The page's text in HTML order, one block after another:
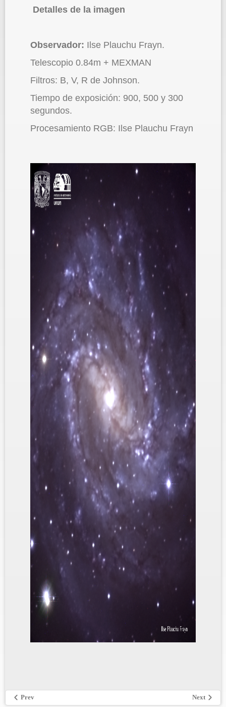
Detalles de la imagen
Observador: Ilse Plauchu Frayn.
Telescopio 0.84m + MEXMAN
Filtros: B, V, R de Johnson.
Tiempo de exposición: 900, 500 y 300
segundos.
Procesamiento RGB: Ilse Plauchu Frayn
Prev Next